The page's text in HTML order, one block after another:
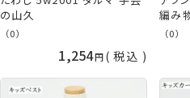
の山久
（0）
1,254 税込
編み
手芸
（0）